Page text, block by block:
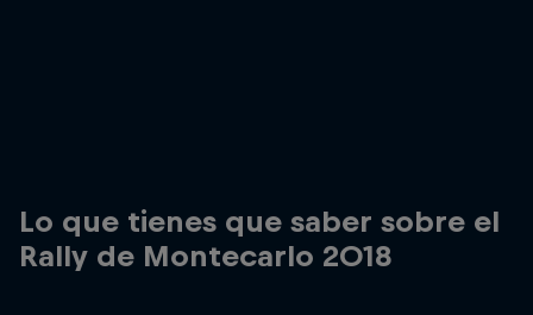
Lo que tienes que saber sobre el
Rally de Montecarlo 2018